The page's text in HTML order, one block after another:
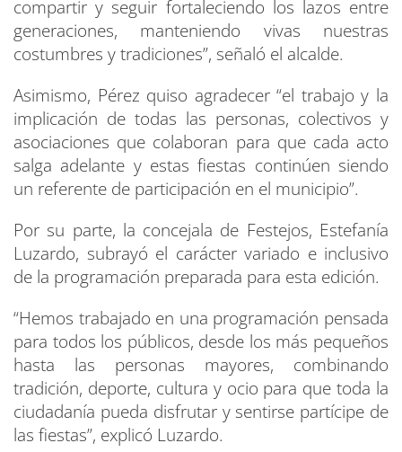
compartir y seguir fortaleciendo los lazos entre
generaciones, manteniendo vivas nuestras
costumbres y tradiciones”, señaló el alcalde.
Asimismo, Pérez quiso agradecer “el trabajo y la
implicación de todas las personas, colectivos y
asociaciones que colaboran para que cada acto
salga adelante y estas fiestas continúen siendo
un referente de participación en el municipio”.
Por su parte, la concejala de Festejos, Estefanía
Luzardo, subrayó el carácter variado e inclusivo
de la programación preparada para esta edición.
“Hemos trabajado en una programación pensada
para todos los públicos, desde los más pequeños
hasta las personas mayores, combinando
tradición, deporte, cultura y ocio para que toda la
ciudadanía pueda disfrutar y sentirse partícipe de
las fiestas”, explicó Luzardo.